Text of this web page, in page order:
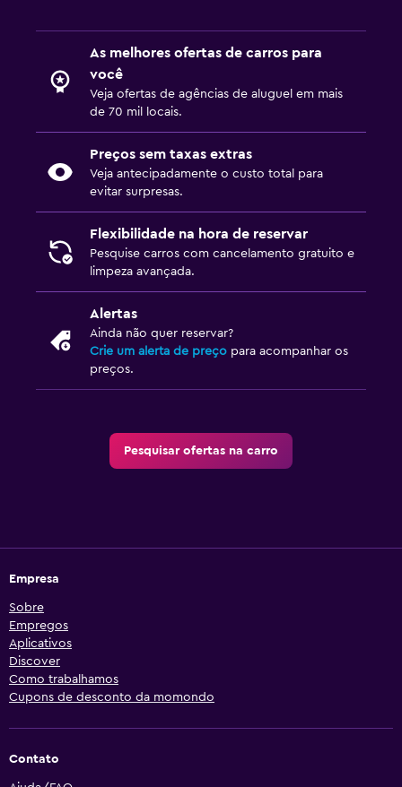
As melhores ofertas de carros para
você
Veja ofertas de agências de aluguel em mais
de 70 mil locais.
Preços sem taxas extras
Veja antecipadamente o custo total para
evitar surpresas.
Flexibilidade na hora de reservar
Pesquise carros com cancelamento gratuito e
limpeza avançada.
Alertas
Ainda não quer reservar?
Crie um alerta de preço para acompanhar os
preços.
Pesquisar ofertas na carro
Empresa
Sobre
Empregos
Aplicativos
Discover
Como trabalhamos
Cupons de desconto da momondo
Contato